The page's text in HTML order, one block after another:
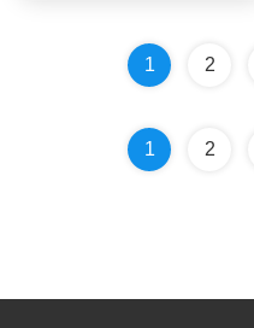
1 2
1 2